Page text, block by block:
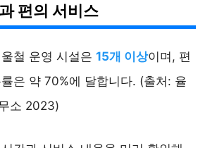
편의 서비스
철 운영 시설은 15개 이상이며, 편
은 약 70%에 달합니다. (출처: 율
소 2023)